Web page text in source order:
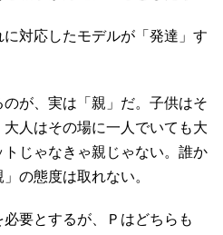
対応したモデルが「発達」す
のが、実は「親」だ。子供はそ
人はその場に一人でいても大
じゃなきゃ親じゃない。誰か
の態度は取れない。
要とするが、Ｐはどちらも